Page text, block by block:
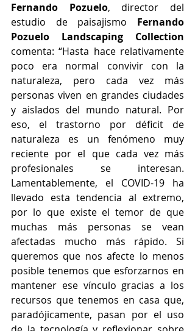
Fernando Pozuelo, director del
estudio de paisajismo Fernando
Pozuelo Landscaping Collection
comenta: “Hasta hace relativamente
poco era normal convivir con la
naturaleza, pero cada vez más
personas viven en grandes ciudades
y aislados del mundo natural. Por
eso, el trastorno por déficit de
naturaleza es un fenómeno muy
reciente por el que cada vez más
profesionales se interesan.
Lamentablemente, el COVID-19 ha
llevado esta tendencia al extremo,
por lo que existe el temor de que
muchas más personas se vean
afectadas mucho más rápido. Si
queremos que nos afecte lo menos
posible tenemos que esforzarnos en
mantener ese vínculo gracias a los
recursos que tenemos en casa que,
paradójicamente, pasan por el uso